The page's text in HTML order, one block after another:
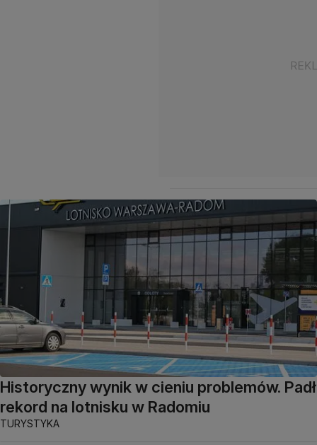
Historyczny wynik w cieniu problemów. Padł
rekord na lotnisku w Radomiu
TURYSTYKA